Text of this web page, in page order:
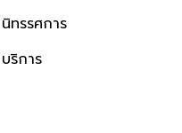
นิทรรศการ
บริการ